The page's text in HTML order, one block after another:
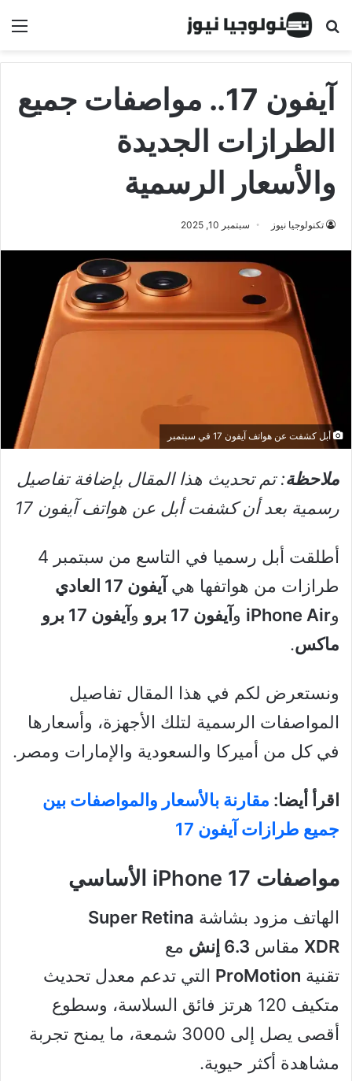
البحث عن
آيفون 17.. مواصفات جميع
الطرازات الجديدة
والأسعار الرسمية
تكنولوجيا نيوز سبتمبر 10, 2025
أبل كشفت عن هواتف آيفون 17 في سبتمبر
ملاحظة: تم تحديث هذا المقال بإضافة تفاصيل
رسمية بعد أن كشفت أبل عن هواتف آيفون 17
أطلقت أبل رسميا في التاسع من سبتمبر 4
طرازات من هواتفها هي آيفون 17 العادي
وiPhone Air وآيفون 17 برو و
آيفون 17 برو
ماكس.
ونستعرض لكم في هذا المقال تفاصيل
المواصفات الرسمية لتلك الأجهزة، وأسعارها
في كل من أميركا والسعودية والإمارات ومصر.
اقرأ أيضا: مقارنة بالأسعار والمواصفات بين
جميع طرازات آيفون 17
مواصفات iPhone 17 الأساسي
الهاتف مزود بشاشة Super Retina
XDR مقاس 6.3 إنش
مع
تقنية ProMotion التي تدعم معدل تحديث
متكيف 120 هرتز فائق السلاسة، وسطوع
أقصى يصل إلى 3000 شمعة، ما يمنح تجربة
مشاهدة أكثر حيوية.